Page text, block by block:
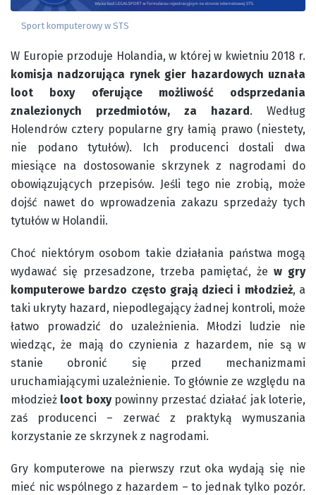
Sport komputerowy w STS
W Europie przoduje Holandia, w której w kwietniu 2018 r.
komisja nadzorująca rynek gier hazardowych uznała
loot boxy oferujące możliwość odsprzedania
znalezionych przedmiotów, za hazard. Według
Holendrów cztery popularne gry łamią prawo (niestety,
nie podano tytułów). Ich producenci dostali dwa
miesiące na dostosowanie skrzynek z nagrodami do
obowiązujących przepisów. Jeśli tego nie zrobią, może
dojść nawet do wprowadzenia zakazu sprzedaży tych
tytułów w Holandii.
Choć niektórym osobom takie działania państwa mogą
wydawać się przesadzone, trzeba pamiętać, żew gry
komputerowe bardzo często grają dzieci i młodzież, a
taki ukryty hazard, niepodlegający żadnej kontroli, może
łatwo prowadzić do uzależnienia. Młodzi ludzie nie
wiedząc, że mają do czynienia z hazardem, nie są w
stanie obronić się przed mechanizmami
uruchamiającymi uzależnienie. To głównie ze względu na
młodzież loot boxypowinny przestać działać jak loterie,
zaś producenci – zerwać z praktyką wymuszania
korzystanie ze skrzynek z nagrodami.
Gry komputerowe na pierwszy rzut oka wydają się nie
mieć nic wspólnego z hazardem – to jednak tylko pozór.